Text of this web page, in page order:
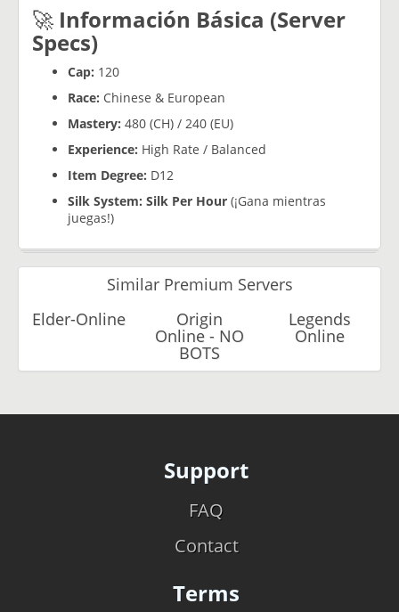
🚀 Información Básica (Server
Specs)
Cap: 120
Race: Chinese & European
Mastery: 480 (CH) / 240 (EU)
Experience: High Rate / Balanced
Item Degree: D12
Silk System: Silk Per Hour (¡Gana mientras
juegas!)
Similar Premium Servers
Elder-Online
Origin
Online - NO
BOTS
Legends
Online
Support
FAQ
Contact
Terms